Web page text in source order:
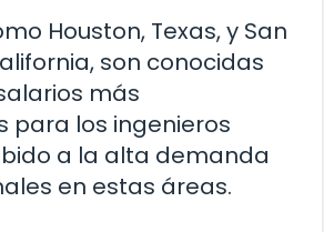
Houston, Texas, y San
son conocidas
más
para los ingenieros
a la alta demanda
en estas áreas.